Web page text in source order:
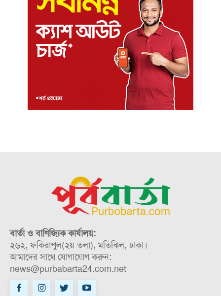
বার্তা ও বাণিজ্যিক কার্যালয়:
২৬২, ফকিরাপুল(২য় তলা), মতিঝিল, ঢাকা।
আমাদের সাথে যোগাযোগ করুন:
news@purbabarta24.com.net